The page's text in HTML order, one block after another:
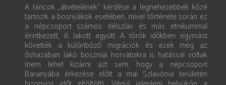
A táncok „átvételének” kérdése a legnehezebbek közé
tartozik a bosnyákok esetében, mivel története során ez
a népcsoport számos délszláv és más etnikummal
érintkezett, ill. lakott együtt. A török időkben egymást
követték a különböző migrációk és ezek még az
őshazában lakó boszniai horvátokra is hatással voltak
(nem lehet kizárni azt sem, hogy a népcsoport
Baranyába érkezése előtt a mai Szlavónia területén